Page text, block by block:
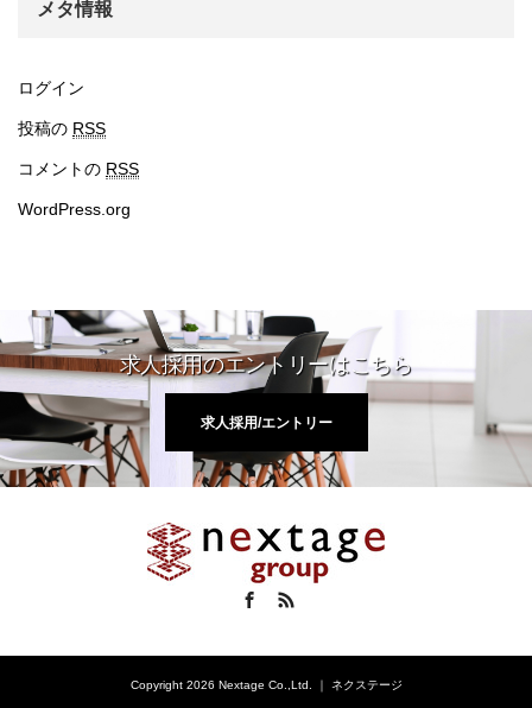
メタ情報
ログイン
投稿の RSS
コメントの RSS
WordPress.org
求人採用のエントリーはこちら
求人採用/エントリー
Facebook
Copyright 2026 Nextage Co.,Ltd. ｜ ネクステージ